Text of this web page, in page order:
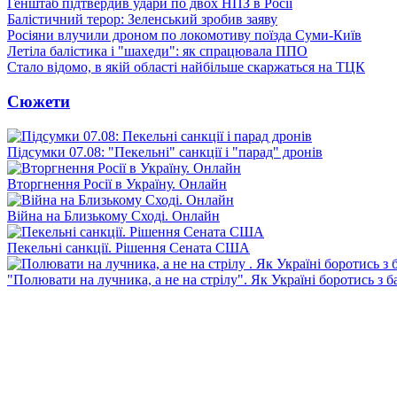
Генштаб підтвердив удари по двох НПЗ в Росії
Балістичний терор: Зеленський зробив заяву
Росіяни влучили дроном по локомотиву поїзда Суми-Київ
Летіла балістика і "шахеди": як спрацювала ППО
Стало відомо, в якій області найбільше скаржаться на ТЦК
Сюжети
Підсумки 07.08: "Пекельні" санкції і "парад" дронів
Вторгнення Росії в Україну. Онлайн
Війна на Близькому Сході. Онлайн
Пекельні санкції. Рішення Сената США
"Полювати на лучника, а не на стрілу". Як Україні боротись з